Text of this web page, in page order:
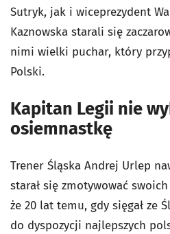
Sutryk, jak i wiceprezydent
Kaznowska starali się
nimi wielki puchar, który
Polski.
Kapitan Legii nie
osiemnastkę
Trener Śląska Andrej Urlep
starał się zmotywować
że 20 lat temu, gdy sięgał ze
do dyspozycji najlepszych